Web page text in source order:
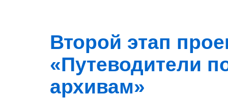
Второй этап
«Путеводители
архивам»